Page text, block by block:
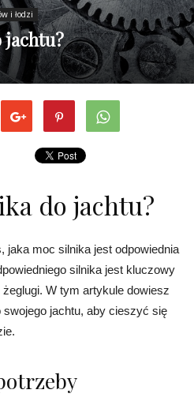
i łodzi
jachtu?
do jachtu?
jaka moc silnika jest odpowiednia
silnika jest kluczowy
W tym artykule dowiesz
jachtu, aby cieszyć się